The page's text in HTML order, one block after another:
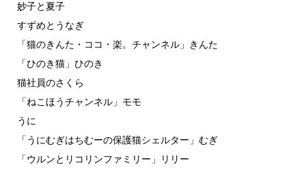
妙子と夏子
すずめとうなぎ
「猫のきんた・ココ・楽。チャンネル」きんた
「ひのき猫」ひのき
猫社員のさくら
「ねこほうチャンネル」モモ
うに
「うにむぎはちむーの保護猫シェルター」むぎ
「ウルンとリコリンファミリー」リリー